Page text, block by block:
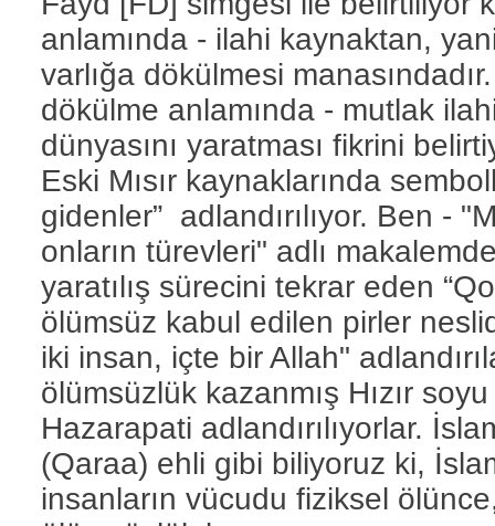
anlamında - ilahi kaynaktan,
varlığa dökülmesi
dökülme anlamında - mutlak
dünyasını yaratması fikrini
Eski Mısır kaynaklarında
gidenler” adlandırılıyor. Ben -
onların türevleri" adlı
yaratılış sürecini tekrar eden
ölümsüz kabul edilen pirler
iki insan, içte bir Allah"
ölümsüzlük kazanmış Hızır
Hazarapati adlandırılıyorlar.
(Qaraa) ehli gibi biliyoruz ki,
insanların vücudu fiziksel